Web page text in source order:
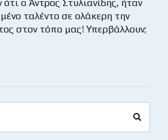
ότι ο Άντρος Στυλιανίδης, ήταν
ταλέντο σε ολάκερη την
στον τόπο μας! Υπερβάλλουν;